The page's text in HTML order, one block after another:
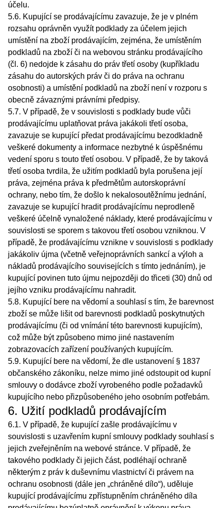
účelu.
5.6. Kupující se prodávajícímu zavazuje, že je v plném
rozsahu oprávněn využít podklady za účelem jejich
umístění na zboží prodávajícím, zejména, že umístěním
podkladů na zboží či na webovou stránku prodávajícího
(čl. 6) nedojde k zásahu do práv třetí osoby (kupříkladu
zásahu do autorských práv či do práva na ochranu
osobnosti) a umístění podkladů na zboží není v rozporu s
obecně závaznými právními předpisy.
5.7. V případě, že v souvislosti s podklady bude vůči
prodávajícímu uplatňovat práva jakákoli třetí osoba,
zavazuje se kupující předat prodávajícímu bezodkladně
veškeré dokumenty a informace nezbytné k úspěšnému
vedení sporu s touto třetí osobou. V případě, že by taková
třetí osoba tvrdila, že užitím podkladů byla porušena její
práva, zejména práva k předmětům autorskoprávní
ochrany, nebo tím, že došlo k nekalosoutěžnímu jednání,
zavazuje se kupující hradit prodávajícímu neprodleně
veškeré účelně vynaložené náklady, které prodávajícímu v
souvislosti se sporem s takovou třetí osobou vzniknou. V
případě, že prodávajícímu vznikne v souvislosti s podklady
jakákoliv újma (včetně veřejnoprávních sankcí a výloh a
nákladů prodávajícího souvisejících s tímto jednáním), je
kupující povinen tuto újmu nejpozději do třiceti (30) dnů od
jejího vzniku prodávajícímu nahradit.
5.8. Kupující bere na vědomí a souhlasí s tím, že barevnost
zboží se může lišit od barevnosti podkladů poskytnutých
prodávajícímu (či od vnímání této barevnosti kupujícím),
což může být způsobeno mimo jiné nastavením
zobrazovacích zařízení používaných kupujícím.
5.9. Kupující bere na vědomí, že dle ustanovení § 1837
občanského zákoníku, nelze mimo jiné odstoupit od kupní
smlouvy o dodávce zboží vyrobeného podle požadavků
kupujícího nebo přizpůsobeného jeho osobním potřebám.
6. Užití podkladů prodávajícím
6.1. V případě, že kupující zašle prodávajícímu v
souvislosti s uzavřením kupní smlouvy podklady souhlasí s
jejich zveřejněním na webové stránce. V případě, že
takového podklady či jejich část, podléhají ochraně
některým z práv k duševnímu vlastnictví či právem na
ochranu osobnosti (dále jen „chráněné dílo“), uděluje
kupující prodávajícímu zpřístupněním chráněného díla